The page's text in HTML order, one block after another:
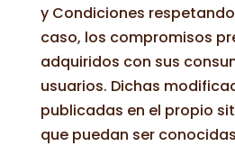
y Condiciones
caso, los compromisos
adquiridos con sus
usuarios. Dichas
publicadas en el propio
que puedan ser